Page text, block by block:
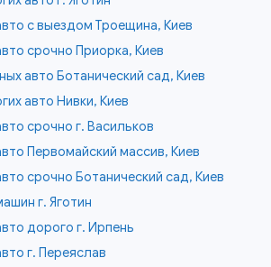
с выездом Троещина, Киев
срочно Приорка, Киев
авто Ботанический сад, Киев
авто Нивки, Киев
срочно г. Васильков
Первомайский массив, Киев
срочно Ботанический сад, Киев
г. Яготин
дорого г. Ирпень
г. Переяслав